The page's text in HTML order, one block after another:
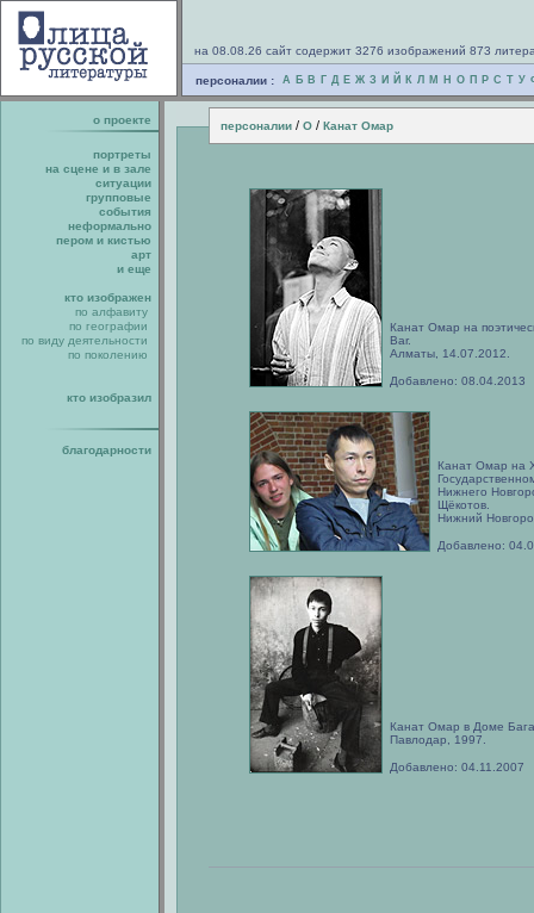
на 08.08.26 сайт содержит 3276 изображений 873
персоналии : А Б В Г Д Е Ж З И Й К Л М Н О П Р С Т У
о проекте персоналии / О / Канат Омар
портреты
на сцене и в зале
ситуации
групповые
события
неформально
пером и кистью
арт
и еще
кто изображен
по алфавиту
по географии
по виду деятельности
по поколению
кто изобразил
благодарности
Канат Омар на
Bar.
Алматы, 14.07.2012.
Добавлено: 08.04.2013
Канат Омар на
Нижнего
Щёкотов.
Нижний
Добавлено:
Канат Омар в Доме
Павлодар, 1997.
Добавлено: 04.11.2007